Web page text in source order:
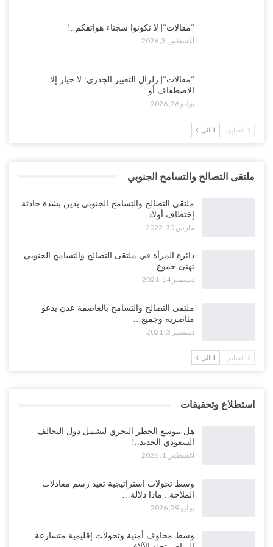
“مقالات“| لا تكونوا سجناء هواتفكم..!
أغسطس 3, 2026
“مقالات“| زلزال التغيير الجذري: لا خيار إلا
الاصطفاف أو…
يوليو 26, 2026
السابق التالي
ملتقى التصالح والتسامح الجنوبي
ملتقى التصالح والتسامح الجنوبي يدين بشدة حادثة
إختطاف أولاد…
مارس 30, 2022
دائرة المرأة في ملتقى التصالح والتسامح الجنوبي
تهنئ جموع…
ديسمبر 14, 2021
ملتقى التصالح والتسامح بالعاصمة عدن يدعو
مناصريه وجميع…
ديسمبر 3, 2021
السابق التالي
استطلاع وتحقيقات
هل يتوسع الحظر البحري ليشمل دول التحالف
السعودي الجديد..!
أغسطس 1, 2026
وسط تحولات استراتيجية تعيد رسم معادلات
الملاحة.. ماذا دلالة…
يوليو 29, 2026
وسط مخاوف أمنية وتحولات إقليمية متسارعة..